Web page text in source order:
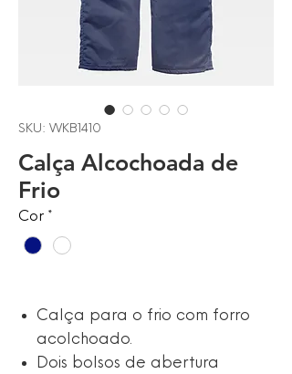
SKU: WKB1410
Calça Alcochoada de
Frio
Cor *
Calça para o frio com forro
acolchoado.
Dois bolsos de abertura